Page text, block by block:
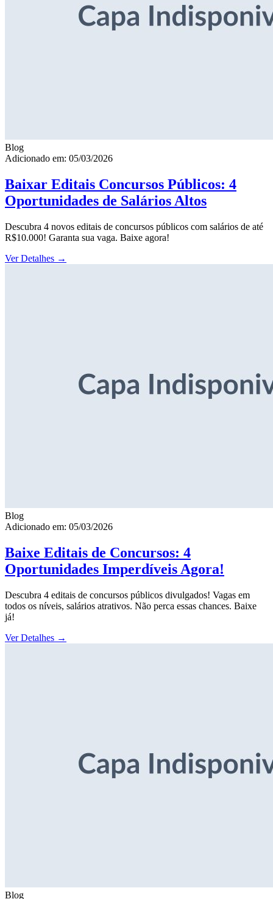
Blog
Adicionado em: 05/03/2026
Baixar Editais Concursos Públicos: 4
Oportunidades de Salários Altos
Descubra 4 novos editais de concursos públicos com salários de até
R$10.000! Garanta sua vaga. Baixe agora!
Ver Detalhes →
Blog
Adicionado em: 05/03/2026
Baixe Editais de Concursos: 4
Oportunidades Imperdíveis Agora!
Descubra 4 editais de concursos públicos divulgados! Vagas em
todos os níveis, salários atrativos. Não perca essas chances. Baixe
já!
Ver Detalhes →
Blog